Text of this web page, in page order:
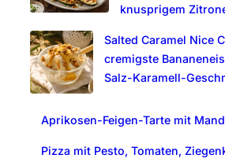
knusprigem
Salted Caramel Nice
cremigste
Salz-Karamell-
Aprikosen-Feigen-Tarte mit
Pizza mit Pesto, Tomaten,